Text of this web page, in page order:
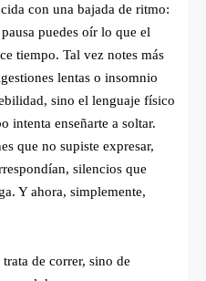
con una bajada de ritmo:
puedes oír lo que el
tiempo. Tal vez notes más
lentas o insomnio
sino el lenguaje físico
intenta enseñarte a soltar.
que no supiste expresar,
silencios que
Y ahora, simplemente,
de correr, sino de